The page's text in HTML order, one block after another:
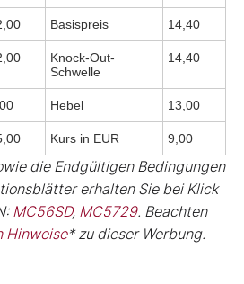
Basispreis 14,40
Knock-Out-
Schwelle
14,40
Hebel 13,00
Kurs in EUR 9,00
die Endgültigen Bedingungen
erhalten Sie bei Klick
MC56SD, MC5729. Beachten
Hinweise* zu dieser Werbung.